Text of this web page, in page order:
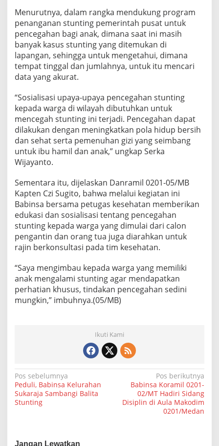
i
A
n
a
k
S
t
i
n
g
Menurutnya, dalam rangka mendukung program
penanganan stunting pemerintah pusat untuk
pencegahan bagi anak, dimana saat ini masih
banyak kasus stunting yang ditemukan di
lapangan, sehingga untuk mengetahui, dimana
tempat tinggal dan jumlahnya, untuk itu mencari
data yang akurat.
“Sosialisasi upaya-upaya pencegahan stunting
kepada warga di wilayah dibutuhkan untuk
mencegah stunting ini terjadi. Pencegahan dapat
dilakukan dengan meningkatkan pola hidup bersih
dan sehat serta pemenuhan gizi yang seimbang
untuk ibu hamil dan anak,” ungkap Serka
Wijayanto.
Sementara itu, dijelaskan Danramil 0201-05/MB
Kapten Czi Sugito, bahwa melalui kegiatan ini
Babinsa bersama petugas kesehatan memberikan
edukasi dan sosialisasi tentang pencegahan
stunting kepada warga yang dimulai dari calon
pengantin dan orang tua juga diarahkan untuk
rajin berkonsultasi pada tim kesehatan.
“Saya mengimbau kepada warga yang memiliki
anak mengalami stunting agar mendapatkan
perhatian khusus, tindakan pencegahan sedini
mungkin,” imbuhnya.(05/MB)
Ikuti Kami
N
a
v
Pos sebelumnya
Peduli, Babinsa Kelurahan
Sukaraja Sambangi Balita
Stunting
Pos berikutnya
Babinsa Koramil 0201-
02/MT Hadiri Sidang
Disiplin di Aula Makodim
0201/Medan
Jangan Lewatkan